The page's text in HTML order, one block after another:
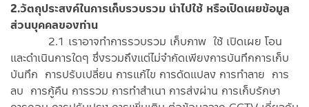
2.วัตถุประสงค์ในการเก็บรวบรวม นำไปใช้ หรือเปิดเผยข้อมูล
ส่วนบุคคลของท่าน
2.1 เราอาจทำการรวบรวม เก็บภาพ ใช้ เปิดเผย โอน
และดำเนินการใดๆ ซึ่งรวมถึงแต่ไม่จำกัดเพียงการบันทึกการเก็บ
บันทึก การปรับเปลี่ยน การแก้ไข การดัดแปลง การทำลาย การ
ลบ การกู้คืน การรวม การทำสำเนา การส่งผ่าน การเก็บรักษา